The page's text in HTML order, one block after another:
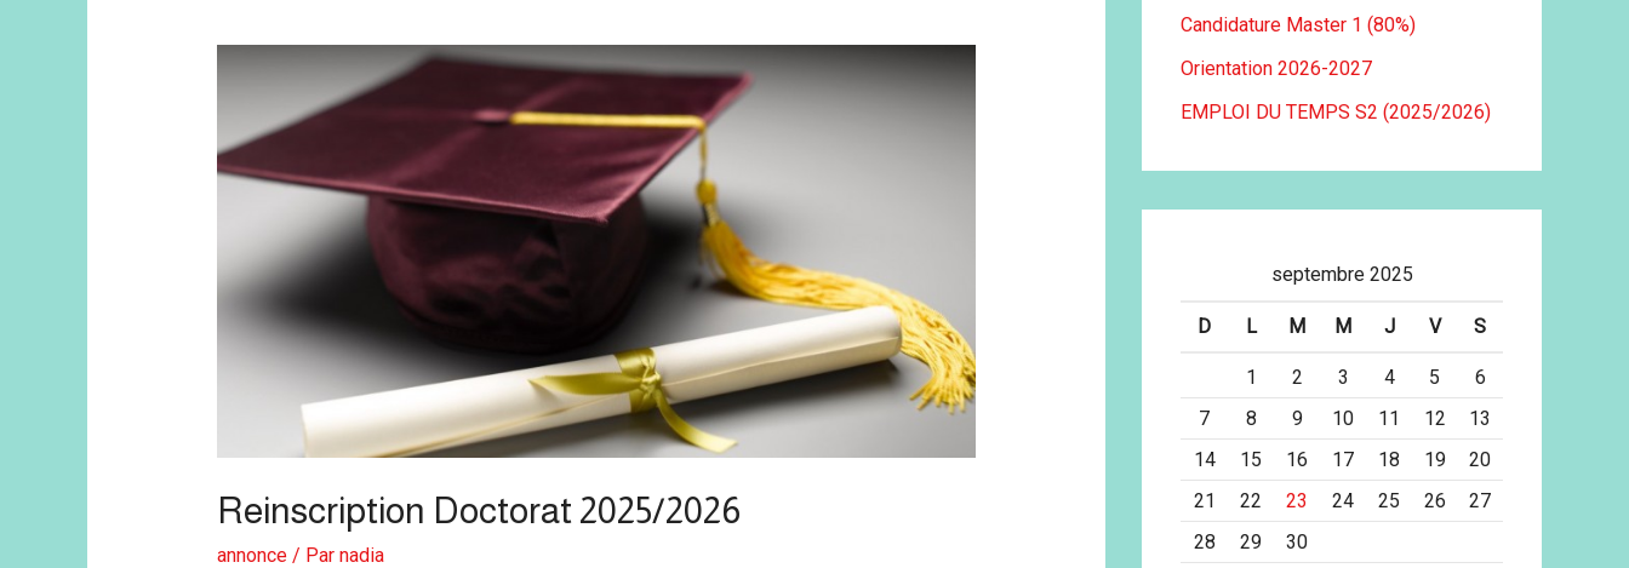
Reinscription Doctorat 2025/2026
annonce/ Par nadia
Candidature Master 1 (80%)
Orientation 2026-2027
EMPLOI DU TEMPS S2 (2025/2026)
septembre 2025
D L M M J V S
1 2 3 4 5
6
7
8 9 10 11 12
13
14
15 16 17 18 19
20
21
22 23 24 25 26
27
28
29 30